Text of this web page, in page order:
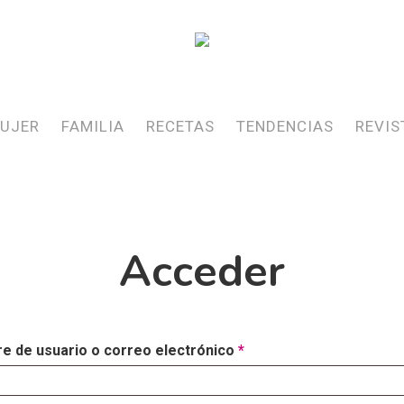
FAMILIA RECETAS TENDENCIAS
Acceder
de usuario o correo electrónico *